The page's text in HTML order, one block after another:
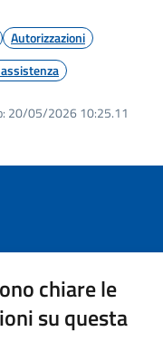
Autorizzazioni
20/05/2026 10:25.11
chiare le
su questa